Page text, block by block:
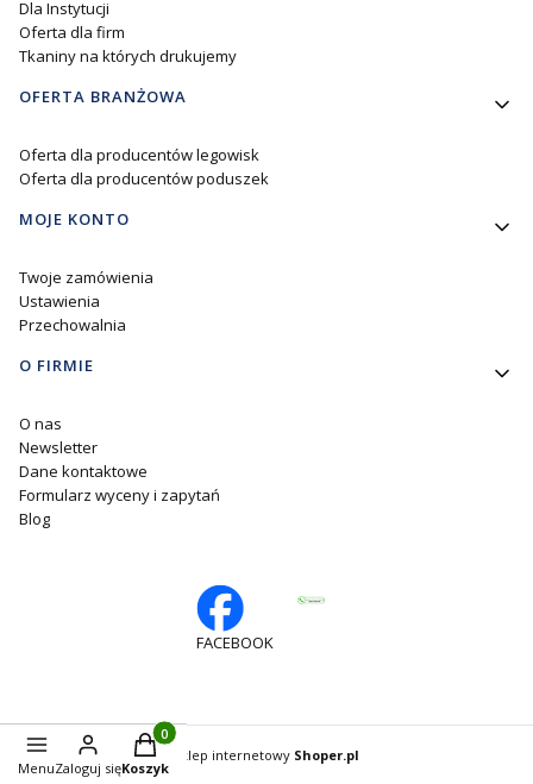
Dla Instytucji
Oferta dla firm
Tkaniny na których drukujemy
OFERTA BRANŻOWA
Oferta dla producentów legowisk
Oferta dla producentów poduszek
MOJE KONTO
Twoje zamówienia
Ustawienia
Przechowalnia
O FIRMIE
O nas
Newsletter
Dane kontaktowe
Formularz wyceny i zapytań
Blog
FACEBOOK
Sklep internetowy Shoper.pl
MenuZaloguj się
Produkty w koszyku: 0. Zobacz szczegóły
Koszyk